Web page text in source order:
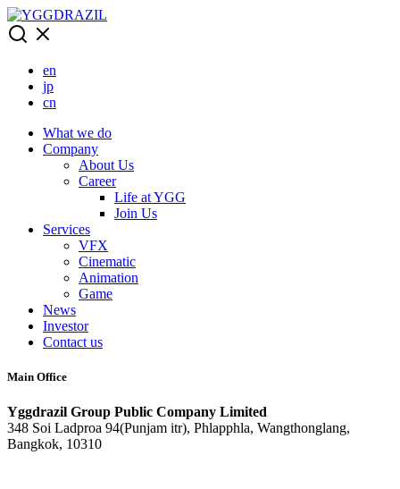
Skip
to
content
en
jp
cn
What we do
Company
About Us
Career
Life at YGG
Join Us
Services
VFX
Cinematic
Animation
Game
News
Investor
Contact us
Main Office
Yggdrazil Group Public Company Limited
348 Soi Ladproa 94(Punjam itr), Phlapphla, Wangthonglang,
Bangkok, 10310